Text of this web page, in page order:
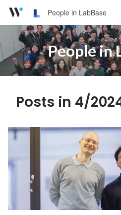
People in LabBase
People in
Posts in 4/